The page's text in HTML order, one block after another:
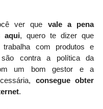
ver que vale a pena
aqui, quero te dizer que
trabalha com produtos e
contra a política da
um bom gestor e a
consegue obter
.